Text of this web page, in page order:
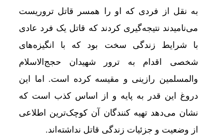
به نقل از فردی که او را همسر قاتل تروریست
می‌نامیدند نتیجه‌گیری کردند که قاتل یک فرد عادی
با شرایط زندگی سخت بود که با انگیزه‌های
شخصی اقدام به ترور شهیدان حجج‌الاسلام
والمسلمین رازینی و مقیسه کرده است. اما این
دروغ این قدر به پایه و از اساس کذب است که
نشان می‌دهد تهیه کنندگان آن کوچک‌ترین اطلاعی
از وضعیت و جزئیات زندگی قاتل نداشته‌اند.